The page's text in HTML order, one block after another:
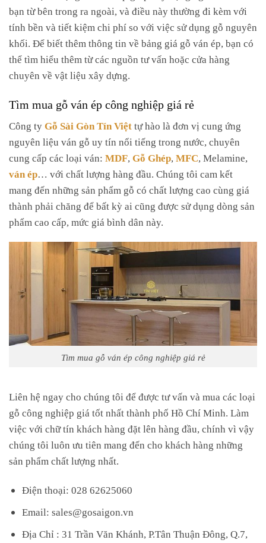
bạn từ bên trong ra ngoài, và điều này thường đi kèm với
tính bền và tiết kiệm chi phí so với việc sử dụng gỗ nguyên
khối. Để biết thêm thông tin về bảng giá gỗ ván ép, bạn có
thể tìm hiểu thêm từ các nguồn tư vấn hoặc cửa hàng
chuyên về vật liệu xây dựng.
Tìm mua gỗ ván ép công nghiệp giá rẻ
Công ty Gỗ Sài Gòn Tín Việt tự hào là đơn vị cung ứng
nguyên liệu ván gỗ uy tín nổi tiếng trong nước, chuyên
cung cấp các loại ván: MDF Gỗ Ghép MFC , Melamine,
ván ép … với chất lượng hàng đầu. Chúng tôi cam kết
mang đến những sản phẩm gỗ có chất lượng cao cùng giá
thành phải chăng để bất kỳ ai cũng được sử dụng dòng sản
phẩm cao cấp, mức giá bình dân này.
Tìm mua gỗ ván ép công nghiệp giá rẻ
Liên hệ ngay cho chúng tôi để được tư vấn và mua các loại
gỗ công nghiệp giá tốt nhất thành phố Hồ Chí Minh. Làm
việc với chữ tín khách hàng đặt lên hàng đầu, chính vì vậy
chúng tôi luôn ưu tiên mang đến cho khách hàng những
sản phẩm chất lượng nhất.
Điện thoại: 028 62625060
Email: sales@gosaigon.vn
Địa Chỉ : 31 Trần Văn Khánh, P.Tân Thuận Đông, Q.7,